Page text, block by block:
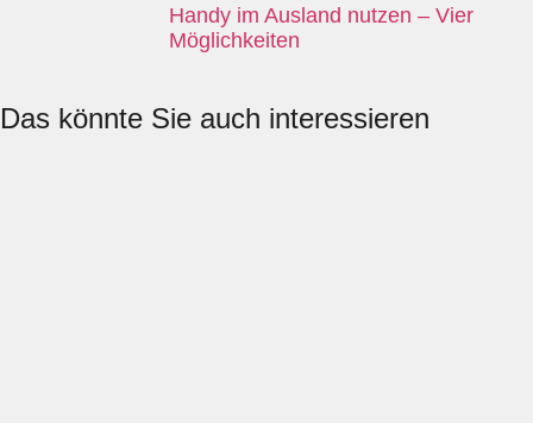
Handy im Ausland nutzen – Vier
Möglichkeiten
Das könnte Sie auch interessieren